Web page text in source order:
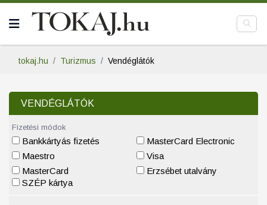
tokaj.hu Turizmus Vendéglátók
VENDÉGLÁTÓK
Fizetési módok
Bankkártyás fizetés
Maestro
MasterCard
MasterCard Electronic
Visa
Erzsébet utalvány
SZÉP kártya